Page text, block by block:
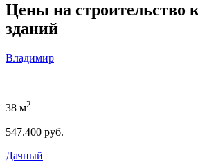
Цены на строительство
зданий
Владимир
38 м2
547.400 руб.
Дачный